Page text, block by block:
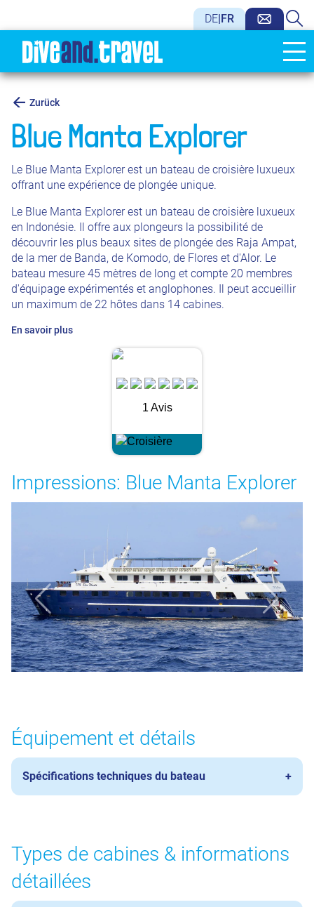
DE FR
Zurück
Blue Manta Explorer
Le Blue Manta Explorer est un bateau de croisière luxueux
offrant une expérience de plongée unique.
Le Blue Manta Explorer est un bateau de croisière luxueux
en Indonésie. Il offre aux plongeurs la possibilité de
découvrir les plus beaux sites de plongée des Raja Ampat,
de la mer de Banda, de Komodo, de Flores et d'Alor. Le
bateau mesure 45 mètres de long et compte 20 membres
d'équipage expérimentés et anglophones. Il peut accueillir
un maximum de 22 hôtes dans 14 cabines.
En savoir plus
1 Avis
Impressions: Blue Manta Explorer
Équipement et détails
Spécifications techniques du bateau
Types de cabines & informations
détaillées